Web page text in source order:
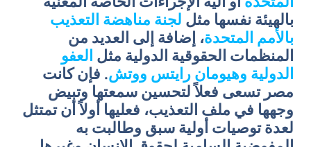
بالهيئة نفسها مثل لجنة مناهضة التعذيب
بالأمم المتحدة، إضافة إلى العديد من
المنظمات الحقوقية الدولية مثل العفو
الدولية وهيومان رايتس ووتش. فإن كانت
مصر تسعى فعلاً لتحسين سمعتها وتبيض
وجهها في ملف التعذيب، فعليها أولاً أن تمتثل
لعدة توصيات أولية سبق وطالبت به